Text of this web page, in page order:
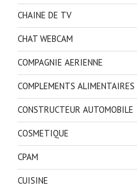
CHAINE DE TV
CHAT WEBCAM
COMPAGNIE AERIENNE
COMPLEMENTS ALIMENTAIRES
CONSTRUCTEUR AUTOMOBILE
COSMETIQUE
CPAM
CUISINE